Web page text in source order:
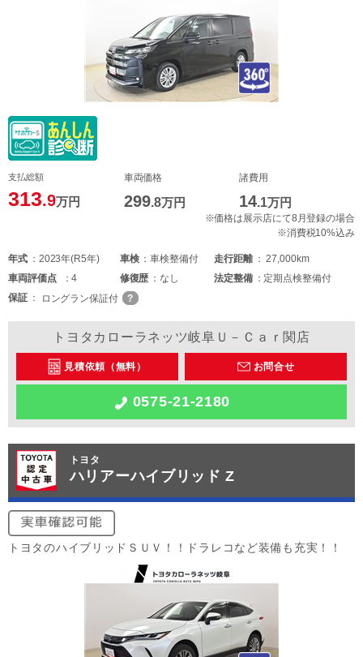
支払総額
313.9万円
車両価格
299.8万円
諸費用
14.1万円
※価格は展示店にて8月登録の場合
※消費税10%込み
年式 2023年(R5年) 車検 車検整備付 走行距離
27,000km
車両評価点 4 修復歴 なし 法定整備
定期点検整備付
保証
ロングラン保証付
トヨタカローラネッツ岐阜Ｕ－Ｃａｒ関店
見積依頼（無料） お問合せ
0575-21-2180
トヨタ
ハリアーハイブリッド Z
トヨタのハイブリッドＳＵＶ！！ドラレコなど装備も充実！！